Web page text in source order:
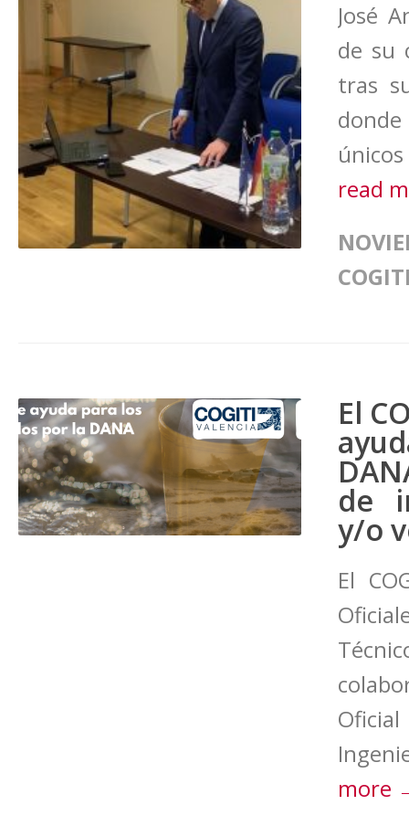
José
de su
tras
read
El
de
y/o
El
more